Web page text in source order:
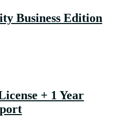
Business Edition
+ 1 Year